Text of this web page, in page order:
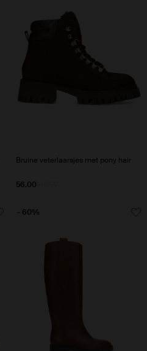
Bruine veterlaarsjes met pony hair
56.00
- 60%